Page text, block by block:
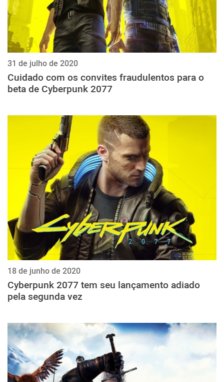
31 de julho de 2020
Cuidado com os convites fraudulentos para o
beta de Cyberpunk 2077
18 de junho de 2020
Cyberpunk 2077 tem seu lançamento adiado
pela segunda vez